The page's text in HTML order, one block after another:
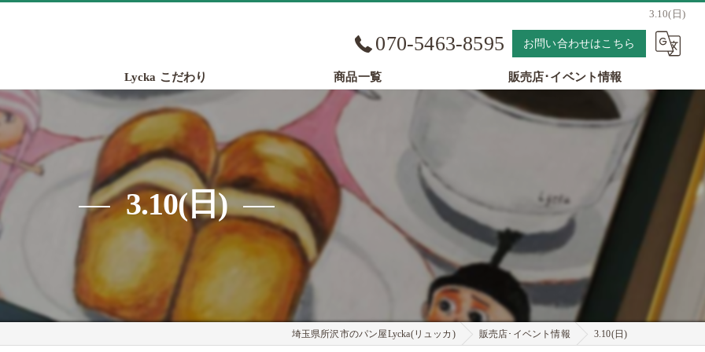
3.10(日)
070-5463-8595 お問い合わせはこちら
Lycka こだわり 商品一覧 販売店･イベント情報
3.10(日)
埼玉県所沢市のパン屋Lycka(リュッカ) 販売店･イベント情報 3.10(日)